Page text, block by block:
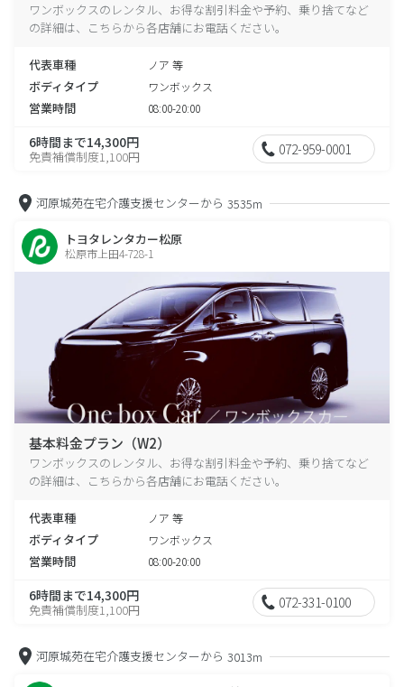
ワンボックスのレンタル、お得な割引料金や予約、乗り捨てなど
の詳細は、こちらから各店舗にお電話ください。
代表車種 ノア 等
ボディタイプ ワンボックス
営業時間 08:00-20:00
6時間まで14,300円
免責補償制度1,100円 072-959-0001
河原城苑在宅介護支援センターから 3535m
トヨタレンタカー松原
松原市上田4-728-1
基本料金プラン（W2）
ワンボックスのレンタル、お得な割引料金や予約、乗り捨てなど
の詳細は、こちらから各店舗にお電話ください。
代表車種 ノア 等
ボディタイプ ワンボックス
営業時間 08:00-20:00
6時間まで14,300円
免責補償制度1,100円 072-331-0100
河原城苑在宅介護支援センターから 3013m